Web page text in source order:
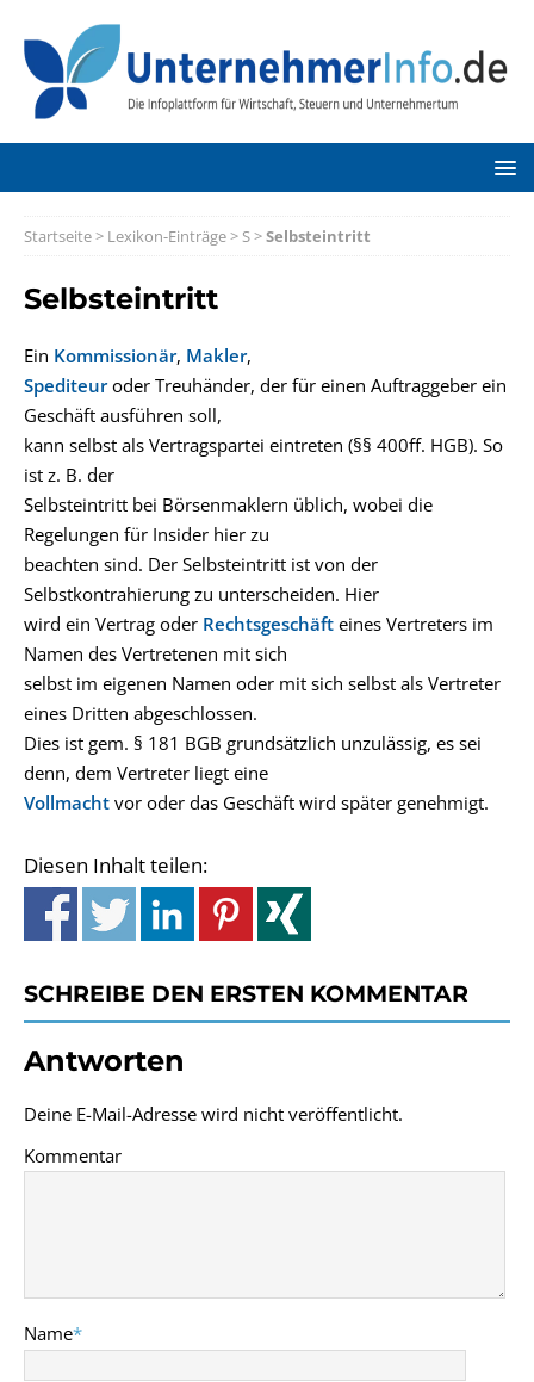
Startseite> Lexikon-Einträge> S>Selbsteintritt
Selbsteintritt
Ein Kommissionär, Makler,
Spediteuroder Treuhänder, der für einen Auftraggeber ein
Geschäft ausführen soll,
kann selbst als Vertragspartei eintreten (§§ 400ff. HGB). So
ist z. B. der
Selbsteintritt bei Börsenmaklern üblich, wobei die
Regelungen für Insider hier zu
beachten sind. Der Selbsteintritt ist von der
Selbstkontrahierung zu unterscheiden. Hier
wird ein Vertrag oder Rechtsgeschäft eines Vertreters im
Namen des Vertretenen mit sich
selbst im eigenen Namen oder mit sich selbst als Vertreter
eines Dritten abgeschlossen.
Dies ist gem. § 181 BGB grundsätzlich unzulässig, es sei
denn, dem Vertreter liegt eine
Vollmacht vor oder das Geschäft wird später genehmigt.
Diesen Inhalt teilen:
SCHREIBE DEN ERSTEN KOMMENTAR
Antworten
Deine E-Mail-Adresse wird nicht veröffentlicht.
Kommentar
Name*